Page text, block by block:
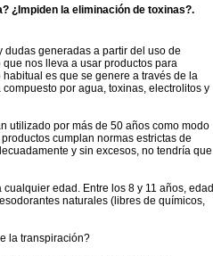
¿Impiden la eliminación de toxinas?.
generadas a partir del uso de
nos lleva a usar productos para
es que se genere a través de la
por agua, toxinas, electrolitos y
utilizado por más de 50 años como modo
cumplan normas estrictas de
y sin excesos, no tendría que
edad. Entre los 8 y 11 años, edad
naturales (libres de químicos,
la transpiración?